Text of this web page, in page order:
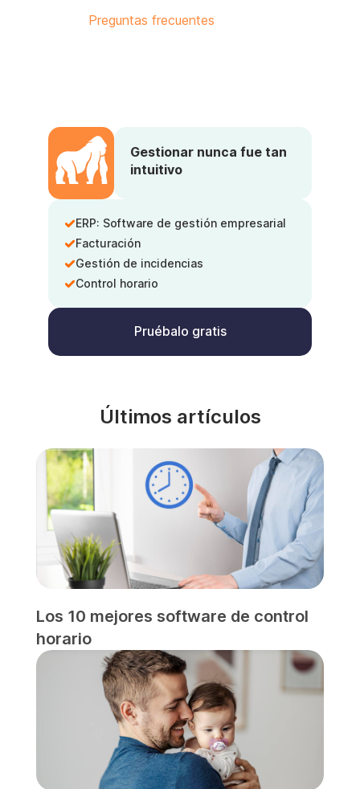
Preguntas frecuentes
Gestionar nunca fue tan
intuitivo
ERP: Software de gestión empresarial
Facturación
Gestión de incidencias
Control horario
Pruébalo gratis
Últimos artículos
Los 10 mejores software de control
horario